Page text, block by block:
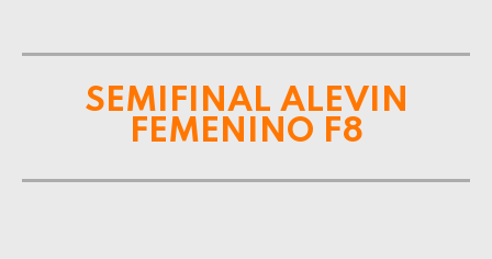
SEMIFINAL ALEVIN
FEMENINO F8
0
1